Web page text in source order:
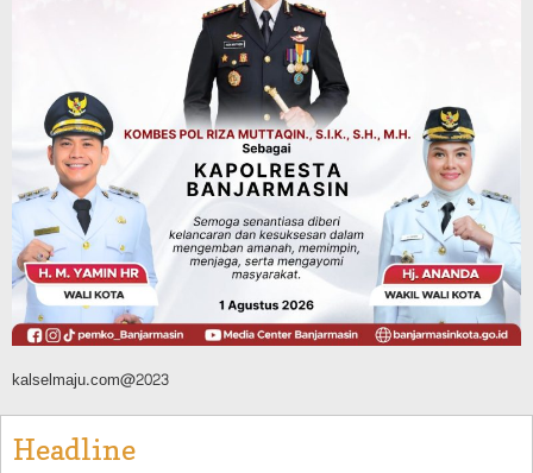
Pemkab Balangan
28 Pelajar Halong Balangan Jalani
Latihan Intensif Paskibraka, Ditempa
TNI-Polri Sambut HUT ke-81 RI
Agustus 9, 2026
kalselmaju.com@2023
Headline